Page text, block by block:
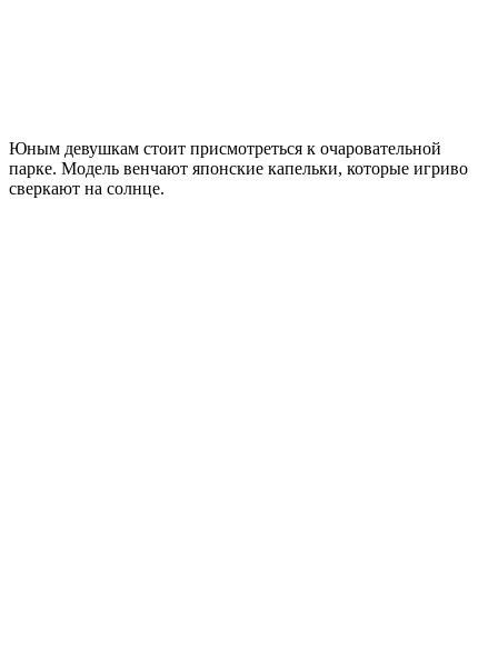
Юным девушкам стоит присмотреться к очаровательной
парке. Модель венчают японские капельки, которые игриво
сверкают на солнце.